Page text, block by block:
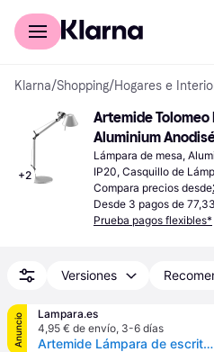
Comprar con Klarna
Klarna/Shopping/Hogares e
+2
Artemide Tolomeo
Aluminium
73cm
Lámpara de mesa,
IP20, Casquillo de
Compara precios desde
Desde 3 pagos de
Prueba pagos flexibles*
Versiones
Anuncio
Lampara.es
4,95 € de envío, 3-6 días
Artemide Lámpara de escritorio Tolomeo Micro, Aluminio / Gris / Cinc, Despacho / Oficina, Aluminio, Diseño, Lámpara de mesa